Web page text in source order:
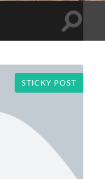
Toggle
STICKY POST